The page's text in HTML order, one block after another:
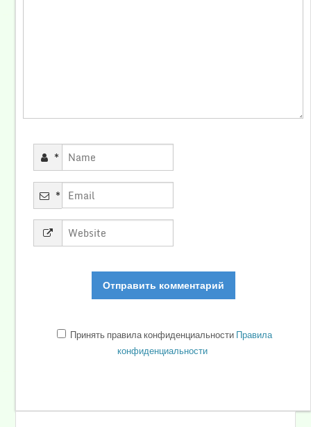
*
*
Принять правила конфиденциальностиПравила
конфиденциальности